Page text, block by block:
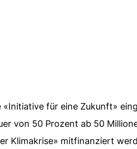
für eine Zukunft»
von 50 Prozent ab 50
Klimakrise» mitfinanziert